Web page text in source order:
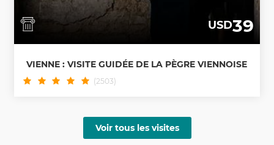
USD39
VIENNE : VISITE GUIDÉE DE LA PÈGRE VIENNOISE
(2503)
Voir tous les visites